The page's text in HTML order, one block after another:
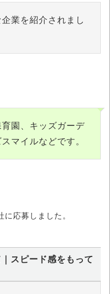
業を紹介されまし
園、キッズガーデ
マイルなどです。
応募しました。
スピード感をもって